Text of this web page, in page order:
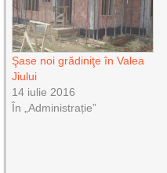
Şase noi grădiniţe în Valea
Jiului
14 iulie 2016
În „Administrație”